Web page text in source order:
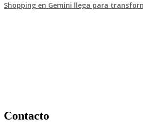
Shopping en Gemini llega para
Contacto